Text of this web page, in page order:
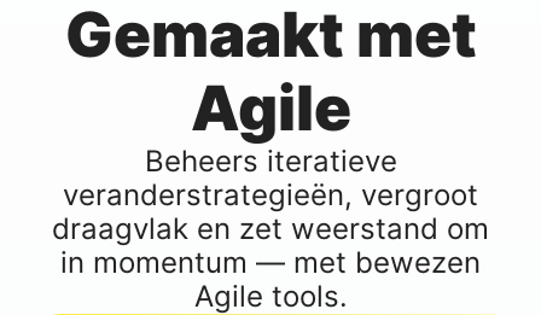
Gemaakt met
Agile
Beheers iteratieve
veranderstrategieën, vergroot
draagvlak en zet weerstand om
in momentum — met bewezen
Agile tools.